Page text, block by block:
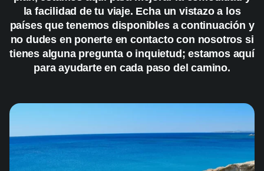
la facilidad de tu viaje. Echa un vistazo a los
países que tenemos disponibles a continuación y
no dudes en ponerte en contacto con nosotros si
tienes alguna pregunta o inquietud; estamos aquí
para ayudarte en cada paso del camino.